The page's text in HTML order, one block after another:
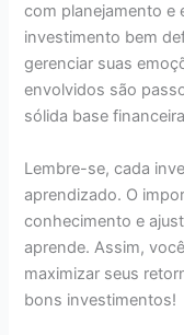
com planejamento e
investimento bem
gerenciar suas
envolvidos são
sólida base
Lembre-se, cada
aprendizado. O
conhecimento e
aprende. Assim,
maximizar seus
bons investimentos!